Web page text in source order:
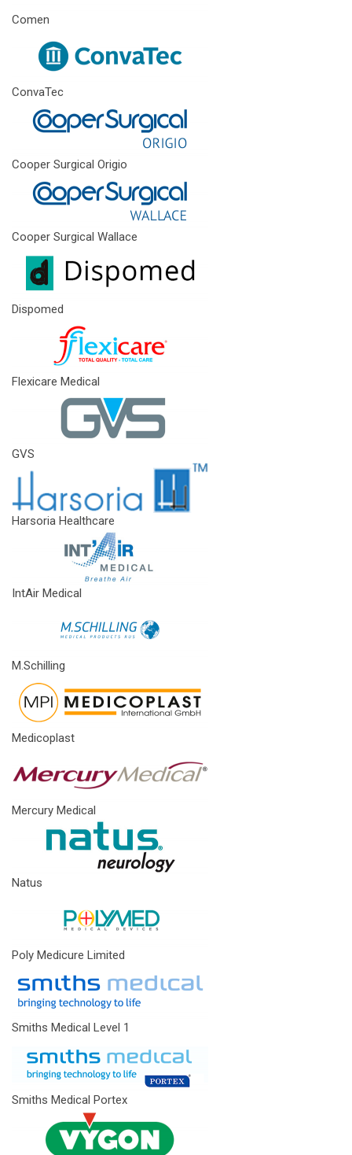
Comen
ConvaTec
Cooper Surgical Origio
Cooper Surgical Wallace
Dispomed
Flexicare Medical
GVS
Harsoria Healthcare
IntAir Medical
M.Schilling
Medicoplast
Mercury Medical
Natus
Poly Medicure Limited
Smiths Medical Level 1
Smiths Medical Portex